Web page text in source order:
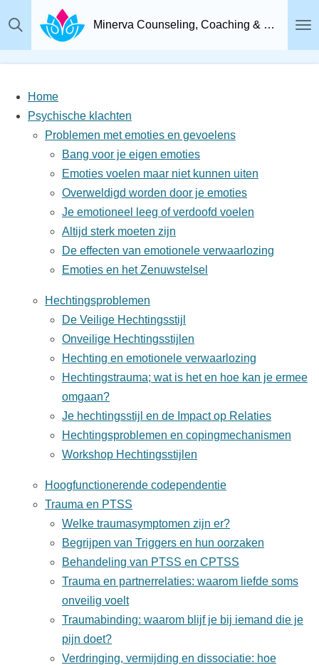
Ga
direct
hoofdinhoud
Minerva Counseling, Coaching & Relatietherapie, Psychosociaal Therapeut Breda
Home
Psychische klachten
Problemen met emoties en gevoelens
Bang voor je eigen emoties
Emoties voelen maar niet kunnen uiten
Overweldigd worden door je emoties
Je emotioneel leeg of verdoofd voelen
Altijd sterk moeten zijn
De effecten van emotionele verwaarlozing
Emoties en het Zenuwstelsel
Hechtingsproblemen
De Veilige Hechtingsstijl
Onveilige Hechtingsstijlen
Hechting en emotionele verwaarlozing
Hechtingstrauma; wat is het en hoe kan je ermee
omgaan?
Je hechtingsstijl en de Impact op Relaties
Hechtingsproblemen en copingmechanismen
Workshop Hechtingsstijlen
Hoogfunctionerende codependentie
Trauma en PTSS
Welke traumasymptomen zijn er?
Begrijpen van Triggers en hun oorzaken
Behandeling van PTSS en CPTSS
Trauma en partnerrelaties: waarom liefde soms
onveilig voelt
Traumabinding: waarom blijf je bij iemand die je
pijn doet?
Verdringing, vermijding en dissociatie: hoe